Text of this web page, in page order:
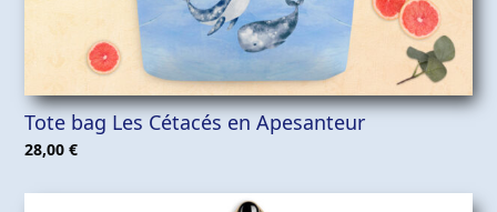
Tote bag Les Cétacés en Apesanteur
28,00€